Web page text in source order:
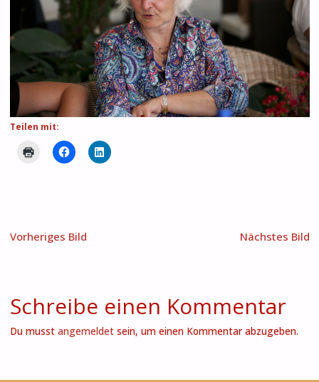
Teilen mit:
Vorheriges Bild Nächstes Bild
Schreibe einen Kommentar
Du musst angemeldetsein, um einen Kommentar abzugeben.